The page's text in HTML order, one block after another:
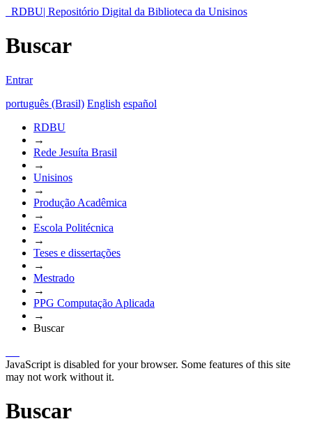
RDBU| Repositório Digital da Biblioteca da Unisinos
Buscar
Entrar
português (Brasil) English español
RDBU
→
Rede Jesuíta Brasil
→
Unisinos
→
Produção Acadêmica
→
Escola Politécnica
→
Teses e dissertações
→
Mestrado
→
PPG Computação Aplicada
→
Buscar
JavaScript is disabled for your browser. Some features of this site
may not work without it.
Buscar